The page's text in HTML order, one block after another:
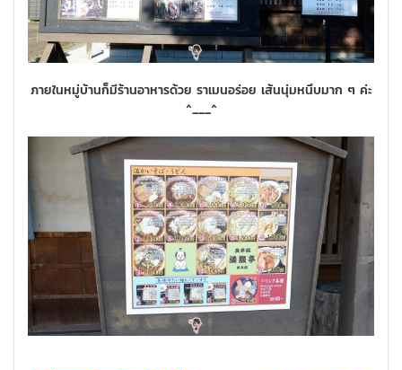
ภายในหมู่บ้านก็มีร้านอาหารด้วย ราเมนอร่อย เส้นนุ่มหนึบมาก ๆ ค่ะ
^___^